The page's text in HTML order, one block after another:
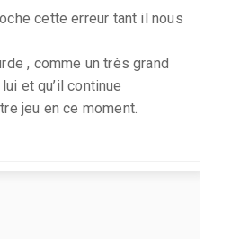
cette erreur tant il nous
, comme un très grand
et qu’il continue
jeu en ce moment.